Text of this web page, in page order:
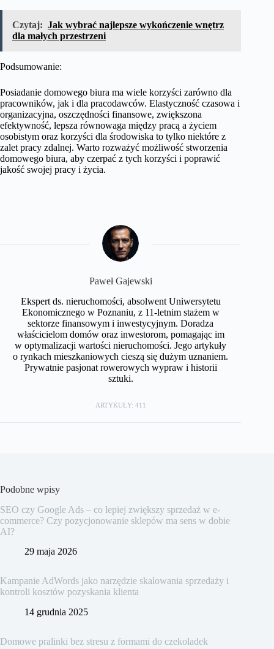
Czytaj: Jak wybrać najlepsze wykończenie wnętrz
dla małych przestrzeni
Podsumowanie:
Posiadanie domowego biura ma wiele korzyści zarówno dla
pracowników, jak i dla pracodawców. Elastyczność czasowa i
organizacyjna, oszczędności finansowe, zwiększona
efektywność, lepsza równowaga między pracą a życiem
osobistym oraz korzyści dla środowiska to tylko niektóre z
zalet pracy zdalnej. Warto rozważyć możliwość stworzenia
domowego biura, aby czerpać z tych korzyści i poprawić
jakość swojej pracy i życia.
Paweł Gajewski
Ekspert ds. nieruchomości, absolwent Uniwersytetu
Ekonomicznego w Poznaniu, z 11-letnim stażem w
sektorze finansowym i inwestycyjnym. Doradza
właścicielom domów oraz inwestorom, pomagając im
w optymalizacji wartości nieruchomości. Jego artykuły
o rynkach mieszkaniowych cieszą się dużym uznaniem.
Prywatnie pasjonat rowerowych wypraw i historii
sztuki.
ARTYKUŁY: 411
Podobne wpisy
SEO czy Google Ads – co lepiej zwiększy sprzedaż w e-
commerce? Czy pozycjonowanie sklepów ma sens w dobie
AI?
29 maja 2026
Kampanie AdWords jako narzędzie skalowania sprzedaży i
kontroli kosztów pozyskania klienta
14 grudnia 2025
Domowe pralinki bez stresu z formami do czekoladek